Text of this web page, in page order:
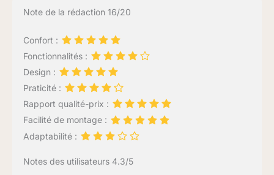
Note de la rédaction 16/20
Confort :
Fonctionnalités :
Design :
Praticité :
Rapport qualité-prix :
Facilité de montage :
Adaptabilité :
Notes des utilisateurs 4.3/5